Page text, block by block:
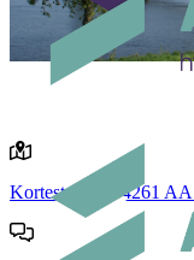
Kortestraat 20 4261